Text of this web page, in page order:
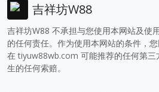
吉祥坊W88
吉祥坊W88 不承担与您使用本网站及使
的任何责任。作为使用本网站的条件，
在tiyuw88wb.com 可能推荐的任何第
生的任何索赔。